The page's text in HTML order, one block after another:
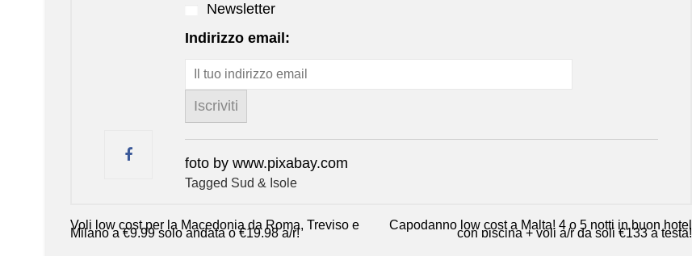
Newsletter
Indirizzo email:
foto by www.pixabay.com
Tagged Sud & Isole
Navigazione
Voli low cost per la Macedonia da Roma, Treviso e
Milano a €9,99 solo andata o €19,98 a/r!
Capodanno low cost a Malta! 4 o 5 notti in buon hotel
con piscina + voli a/r da soli €133 a testa!